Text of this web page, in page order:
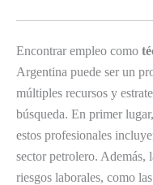
Encontrar empleo como
Argentina puede ser un
múltiples recursos y
búsqueda. En primer
estos profesionales
sector petrolero. Además,
riesgos laborales, como